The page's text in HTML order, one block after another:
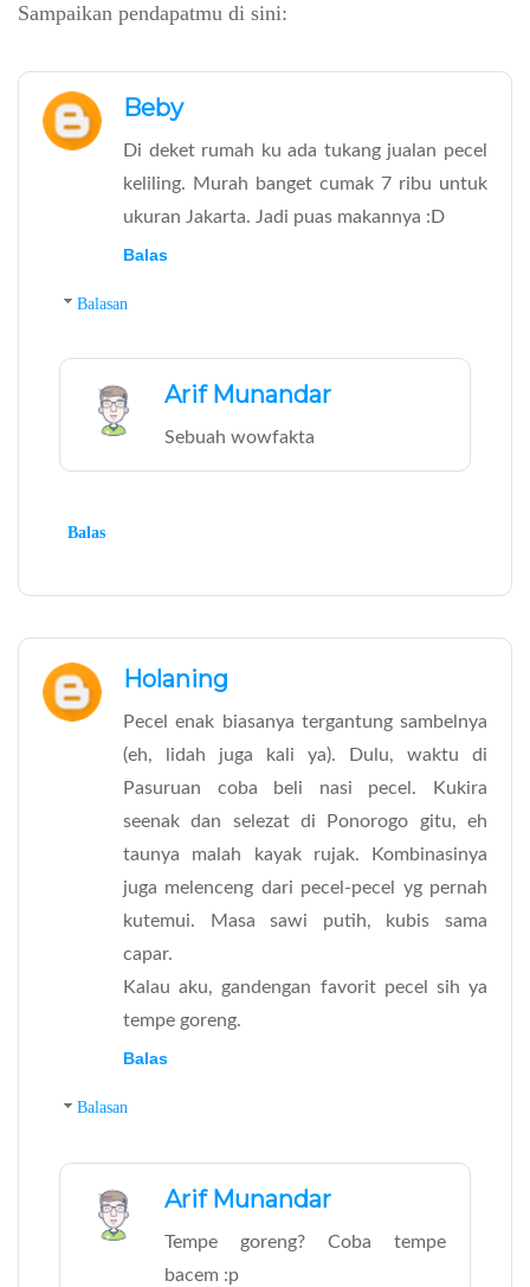
Sampaikan pendapatmu di sini:
Beby
Di deket rumah ku ada tukang jualan pecel
keliling. Murah banget cumak 7 ribu untuk
ukuran Jakarta. Jadi puas makannya :D
Balas
Balasan
Arif Munandar
Sebuah wowfakta
Balas
Holaning
Pecel enak biasanya tergantung sambelnya
(eh, lidah juga kali ya). Dulu, waktu di
Pasuruan coba beli nasi pecel. Kukira
seenak dan selezat di Ponorogo gitu, eh
taunya malah kayak rujak. Kombinasinya
juga melenceng dari pecel-pecel yg pernah
kutemui. Masa sawi putih, kubis sama
capar.
Kalau aku, gandengan favorit pecel sih ya
tempe goreng.
Balas
Balasan
Arif Munandar
Tempe goreng? Coba tempe
bacem :p